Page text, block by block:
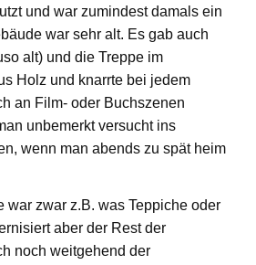
und war zumindest damals ein
war sehr alt. Es gab auch
alt) und die Treppe im
Holz und knarrte bei jedem
an Film- oder Buchszenen
unbemerkt versucht ins
wenn man abends zu spät heim
war zwar z.B. was Teppiche oder
aber der Rest der
noch weitgehend der